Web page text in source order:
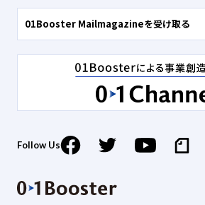
01Booster Mailmagazineを受け取る
Follow Us